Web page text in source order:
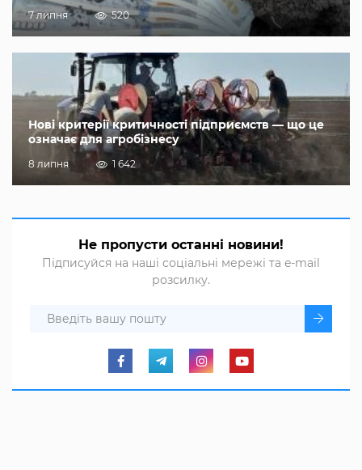
7 липня 520
Нові критерії критичності підприємств — що це
означає для агробізнесу
8 липня 1 642
Не пропусти останні новини!
Підписуйся на наші соціальні мережі та e-mail
розсилку.